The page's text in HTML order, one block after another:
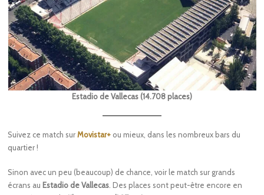
Estadio de Vallecas (14.708 places)
Suivez ce match surMovistar+ ou mieux, dans les nombreux bars du
quartier !
Sinon avec un peu (beaucoup) de chance, voir le match sur grands
écrans auEstadio de Vallecas . Des places sont peut-être encore en